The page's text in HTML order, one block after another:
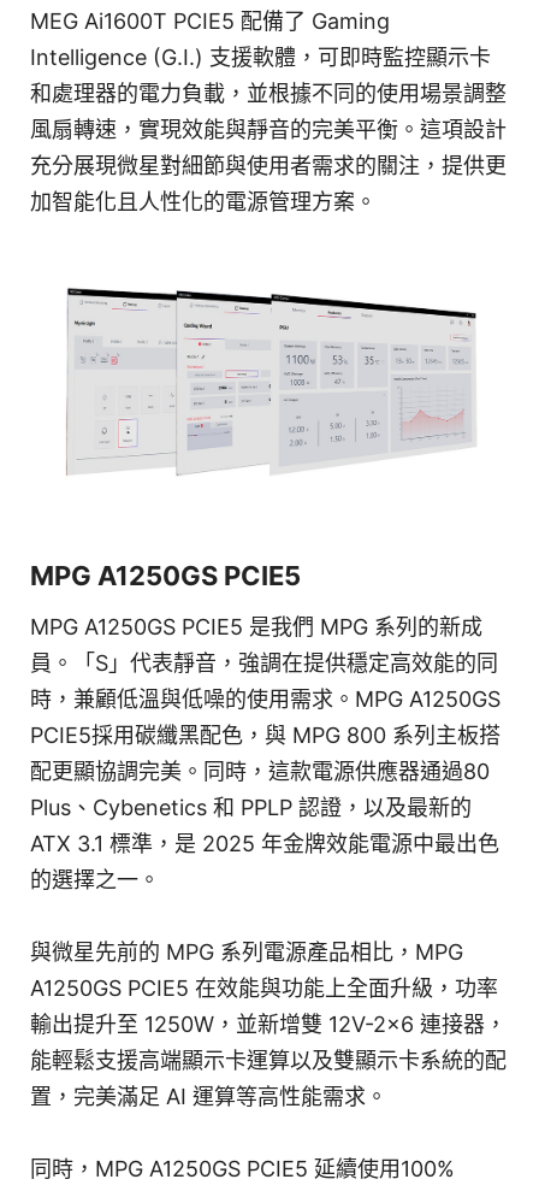
MEG Ai1600T PCIE5 配備了 Gaming
Intelligence (G.I.) 支援軟體，可即時監控顯示卡
和處理器的電力負載，並根據不同的使用場景調整
風扇轉速，實現效能與靜音的完美平衡。這項設計
充分展現微星對細節與使用者需求的關注，提供更
加智能化且人性化的電源管理方案。
MPG A1250GS PCIE5
MPG A1250GS PCIE5 是我們 MPG 系列的新成
員。「S」代表靜音，強調在提供穩定高效能的同
時，兼顧低溫與低噪的使用需求。MPG A1250GS
PCIE5採用碳纖黑配色，與 MPG 800 系列主板搭
配更顯協調完美。同時，這款電源供應器通過80
Plus、Cybenetics 和 PPLP 認證，以及最新的
ATX 3.1 標準，是 2025 年金牌效能電源中最出色
的選擇之一。
與微星先前的 MPG 系列電源產品相比，MPG
A1250GS PCIE5 在效能與功能上全面升級，功率
輸出提升至 1250W，並新增雙 12V-2x6 連接器，
能輕鬆支援高端顯示卡運算以及雙顯示卡系統的配
置，完美滿足 AI 運算等高性能需求。
同時，MPG A1250GS PCIE5 延續使用100%